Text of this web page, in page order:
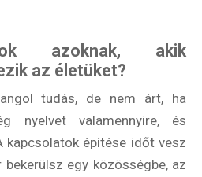
azoknak, akik
az életüket?
tudás, de nem árt, ha
nyelvet valamennyire, és
kapcsolatok építése időt vesz
bekerülsz egy közösségbe, az